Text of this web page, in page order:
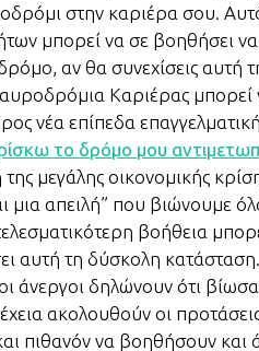
στην καριέρα σου.
μπορεί να σε βοηθήσει
αν θα συνεχίσεις αυτή
Καριέρας μπορεί
νέα επίπεδα
το δρόμο μου
μεγάλης οικονομικής
μια απειλή” που βιώνουμε
βοήθεια
αυτή τη δύσκολη
άνεργοι δηλώνουν ότι
ακολουθούν οι
πιθανόν να βοηθήσουν και